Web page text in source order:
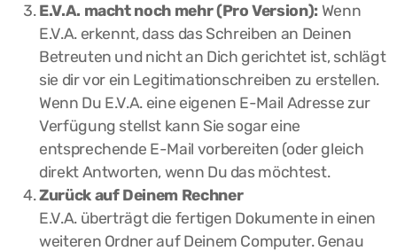
E.V.A. macht noch mehr (Pro Version): Wenn
E.V.A. erkennt, dass das Schreiben an Deinen
Betreuten und nicht an Dich gerichtet ist, schlägt
sie dir vor ein Legitimationschreiben zu erstellen.
Wenn Du E.V.A. eine eigenen E-Mail Adresse zur
Verfügung stellst kann Sie sogar eine
entsprechende E-Mail vorbereiten (oder gleich
direkt Antworten, wenn Du das möchtest.
Zurück auf Deinem Rechner
E.V.A. überträgt die fertigen Dokumente in einen
weiteren Ordner auf Deinem Computer. Genau